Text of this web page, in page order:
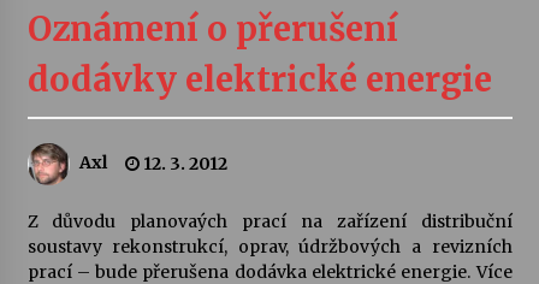
Vernisáž výstavy Josefíny Duškové: Stávám se
kapkou
Veselí muzikanti
Pozvánka na integrační festival Quijotova
Oznámení o přerušení
dodávky elektrické energie
Axl 12. 3. 2012
Z důvodu planovaých prací na zařízení distribuční
soustavy rekonstrukcí, oprav, údržbových a revizních
prací – bude přerušena dodávka elektrické energie. Více